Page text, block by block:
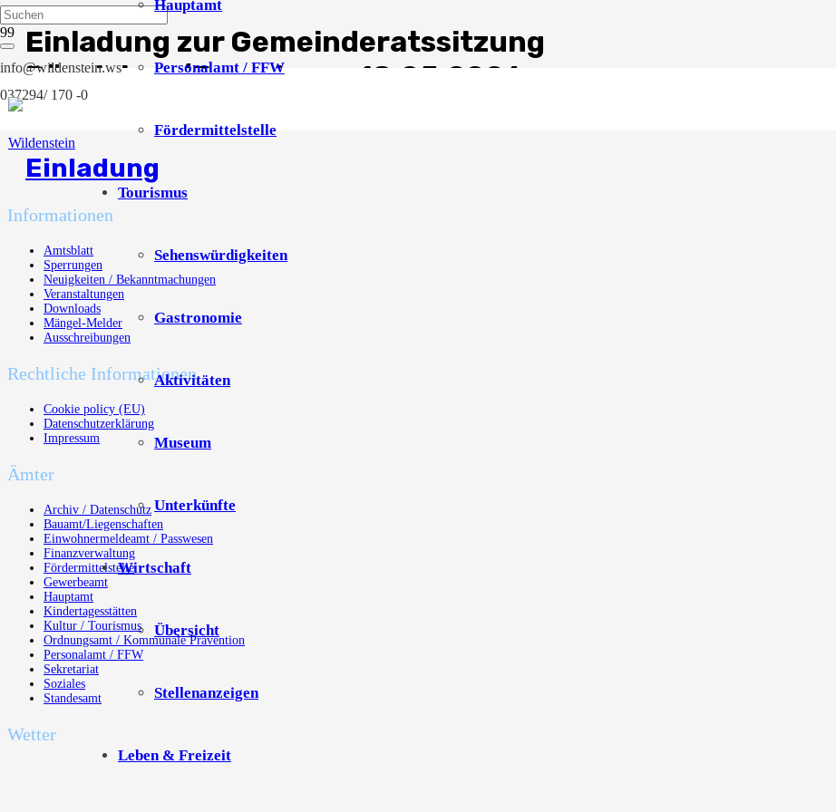
info@wildenstein.ws
037294/ 170 -0
Hauptamt
Personalamt / FFW
Fördermittelstelle
Tourismus
Sehenswürdigkeiten
Gastronomie
Aktivitäten
Museum
Unterkünfte
Wirtschaft
Übersicht
Stellenanzeigen
Leben & Freizeit
Einladung zur Gemeinderatssitzung
Börnichen/Erzgeb. am 18.05.2026
Einladung
Informationen
Amtsblatt
Sperrungen
Neuigkeiten / Bekanntmachungen
Veranstaltungen
Downloads
Mängel-Melder
Ausschreibungen
Rechtliche Informationen
Cookie policy (EU)
Datenschutzerklärung
Impressum
Ämter
Archiv / Datenschutz
Bauamt/Liegenschaften
Einwohnermeldeamt / Passwesen
Finanzverwaltung
Fördermittelstelle
Gewerbeamt
Hauptamt
Kindertagesstätten
Kultur / Tourismus
Ordnungsamt / Kommunale Prävention
Personalamt / FFW
Sekretariat
Soziales
Standesamt
Wetter